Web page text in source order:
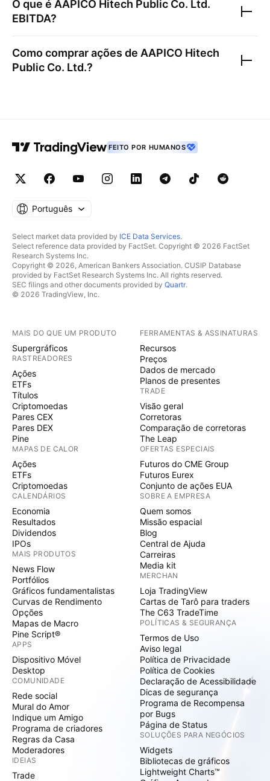
O que é AAPICO Hitech Public Co. Ltd.
EBITDA?
Como comprar ações de AAPICO Hitech
Public Co. Ltd.?
FEITO POR HUMANOS
Português
Select market data provided by ICE Data Services.
Select reference data provided by FactSet. Copyright © 2026 FactSet
Research Systems Inc.
Copyright © 2026, American Bankers Association. CUSIP Database
provided by FactSet Research Systems Inc. All rights reserved.
SEC filings and other documents provided by Quartr.
© 2026 TradingView, Inc.
MAIS DO QUE UM PRODUTO
Supergráficos
RASTREADORES
Ações
ETFs
Títulos
Criptomoedas
Pares CEX
Pares DEX
Pine
MAPAS DE CALOR
Ações
ETFs
Criptomoedas
CALENDÁRIOS
Economia
Resultados
Dividendos
IPOs
MAIS PRODUTOS
News Flow
Portfólios
Gráficos fundamentalistas
Curvas de Rendimento
Opções
Mapas de Macro
Pine Script®
APPS
Dispositivo Móvel
Desktop
COMUNIDADE
Rede social
Mural do Amor
Indique um Amigo
Programa de criadores
Regras da Casa
Moderadores
IDEIAS
Trade
FERRAMENTAS & ASSINATURAS
Recursos
Preços
Dados de mercado
Planos de presentes
TRADE
Visão geral
Corretoras
Comparação de corretoras
The Leap
OFERTAS ESPECIAIS
Futuros do CME Group
Futuros Eurex
Conjunto de ações EUA
SOBRE A EMPRESA
Quem somos
Missão espacial
Blog
Central de Ajuda
Carreiras
Media kit
MERCHAN
Loja TradingView
Cartas de Tarô para traders
The C63 TradeTime
POLÍTICAS & SEGURANÇA
Termos de Uso
Aviso legal
Política de Privacidade
Política de Cookies
Declaração de Acessibilidade
Dicas de segurança
Programa de Recompensa
por Bugs
Página de Status
SOLUÇÕES PARA NEGÓCIOS
Widgets
Bibliotecas de gráficos
Lightweight Charts™